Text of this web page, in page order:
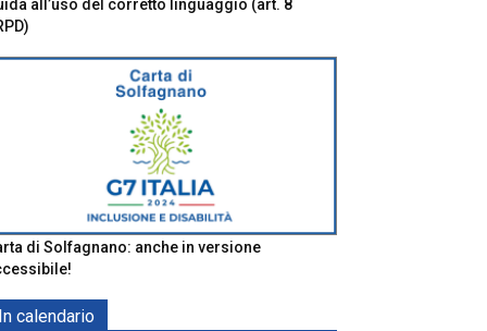
all’uso del corretto linguaggio (art. 8
di Solfagnano: anche in versione
In calendario